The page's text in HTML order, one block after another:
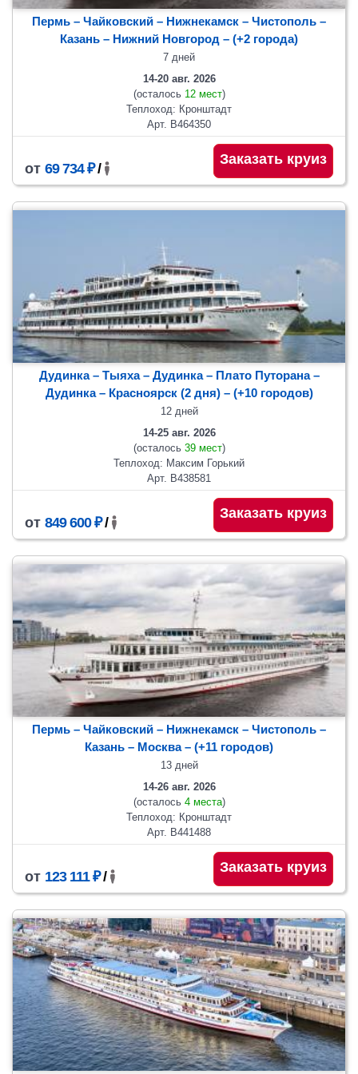
Пермь – Чайковский – Нижнекамск – Чистополь –
Казань – Нижний Новгород – (+2 города)
7 дней
14-20 авг. 2026
(осталось 12 мест)
Теплоход: Кронштадт
Арт. В464350
от 69 734 ₽/
Заказать круиз
Дудинка – Тыяха – Дудинка – Плато Путорана –
Дудинка – Красноярск (2 дня) – (+10 городов)
12 дней
14-25 авг. 2026
(осталось 39 мест)
Теплоход: Максим Горький
Арт. В438581
от 849 600 ₽/
Заказать круиз
Пермь – Чайковский – Нижнекамск – Чистополь –
Казань – Москва– (+11 городов)
13 дней
14-26 авг. 2026
(осталось 4 места)
Теплоход: Кронштадт
Арт. В441488
от 123 111 ₽/
Заказать круиз